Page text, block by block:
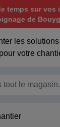
temps sur vos
de